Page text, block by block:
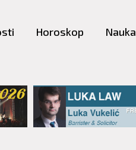
Horoskop Nauka